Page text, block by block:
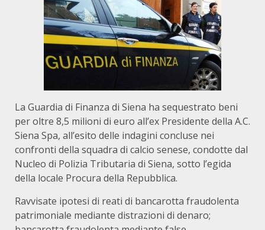
La Guardia di Finanza di Siena ha sequestrato beni
per oltre 8,5 milioni di euro all’ex Presidente della A.C.
Siena Spa, all’esito delle indagini concluse nei
confronti della squadra di calcio senese, condotte dal
Nucleo di Polizia Tributaria di Siena, sotto l’egida
della locale Procura della Repubblica.
Ravvisate ipotesi di reati di bancarotta fraudolenta
patrimoniale mediante distrazioni di denaro;